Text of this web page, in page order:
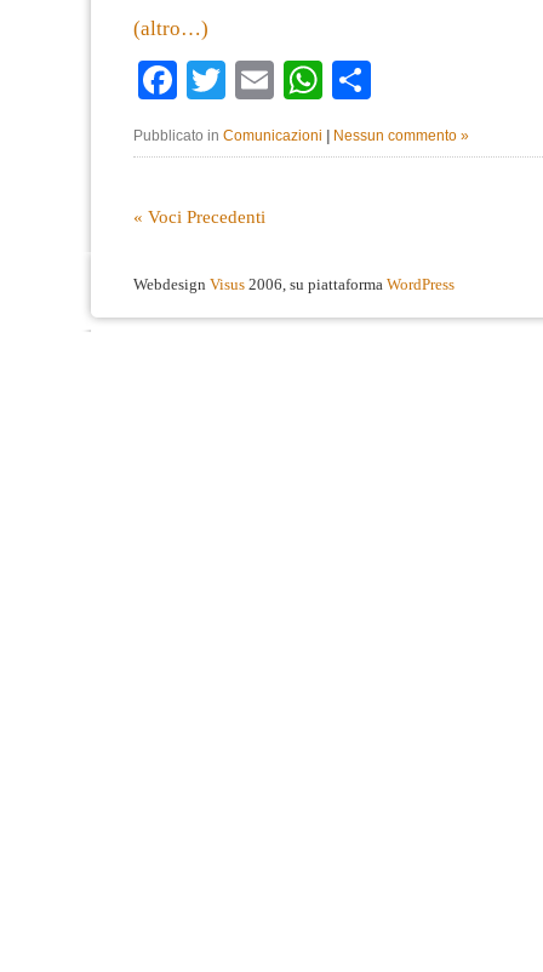
(altro…)
Facebook
TwitterEmailWhatsApp
Pubblicato in Comunicazioni | Nessun commento »
« Voci Precedenti
Webdesign Visus 2006, su piattaforma WordPress